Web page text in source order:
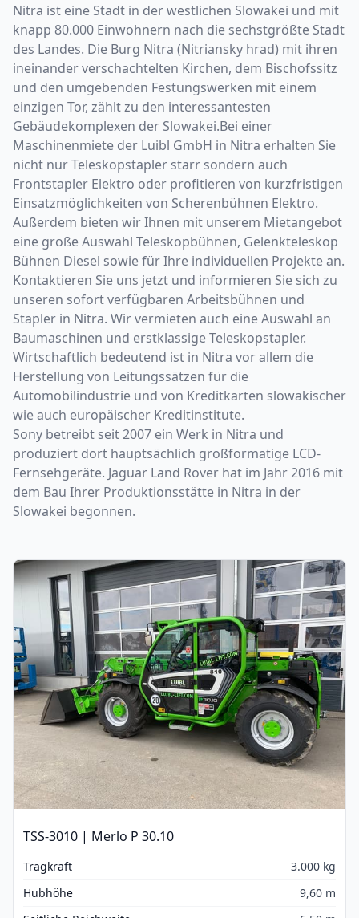
Nitra ist eine Stadt in der westlichen Slowakei und mit
knapp 80.000 Einwohnern nach die sechstgrößte Stadt
des Landes. Die Burg Nitra (Nitriansky hrad) mit ihren
ineinander verschachtelten Kirchen, dem Bischofssitz
und den umgebenden Festungswerken mit einem
einzigen Tor, zählt zu den interessantesten
Gebäudekomplexen der Slowakei.Bei einer
Maschinenmiete der Luibl GmbH in Nitra erhalten Sie
nicht nur Teleskopstapler starr sondern auch
Frontstapler Elektro oder profitieren von kurzfristigen
Einsatzmöglichkeiten von Scherenbühnen Elektro.
Außerdem bieten wir Ihnen mit unserem Mietangebot
eine große Auswahl Teleskopbühnen, Gelenkteleskop
Bühnen Diesel sowie für Ihre individuellen Projekte an.
Kontaktieren Sie uns jetzt und informieren Sie sich zu
unseren sofort verfügbaren Arbeitsbühnen und
Stapler in Nitra. Wir vermieten auch eine Auswahl an
Baumaschinen und erstklassige Teleskopstapler.
Wirtschaftlich bedeutend ist in Nitra vor allem die
Herstellung von Leitungssätzen für die
Automobilindustrie und von Kreditkarten slowakischer
wie auch europäischer Kreditinstitute.
Sony betreibt seit 2007 ein Werk in Nitra und
produziert dort hauptsächlich großformatige LCD-
Fernsehgeräte. Jaguar Land Rover hat im Jahr 2016 mit
dem Bau Ihrer Produktionsstätte in Nitra in der
Slowakei begonnen.
TSS-3010 | Merlo P 30.10
Tragkraft
3.000 kg
Hubhöhe
9,60 m